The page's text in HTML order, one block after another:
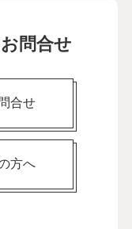
問合せ
合せ
方へ